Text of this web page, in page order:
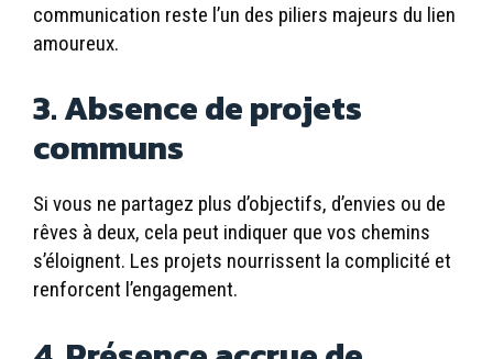
communication reste l’un des piliers majeurs du lien
amoureux.
3. Absence de projets
communs
Si vous ne partagez plus d’objectifs, d’envies ou de
rêves à deux, cela peut indiquer que vos chemins
s’éloignent. Les projets nourrissent la complicité et
renforcent l’engagement.